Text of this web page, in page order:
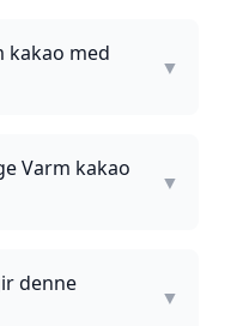
kakao med
▼
Varm kakao
▼
denne
▼